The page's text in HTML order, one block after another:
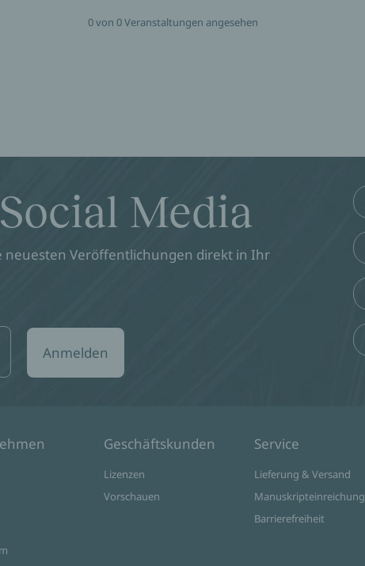
0 von 0 Veranstaltungen angesehen
Media
neuesten Veröffentlichungen direkt in Ihr
Anmelden
Geschäftskunden
Lizenzen
Vorschauen
Service
Lieferung & Versand
Manuskripteinreichung
Barrierefreiheit